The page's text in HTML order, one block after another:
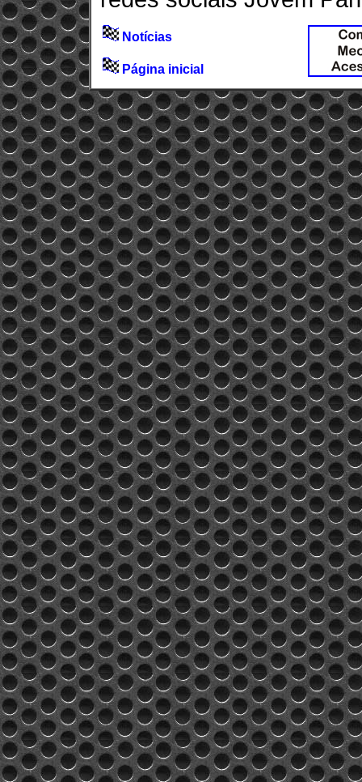
Notícias
Página inicial